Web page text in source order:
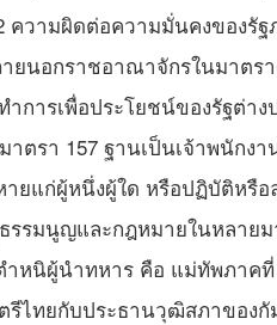
วามผิดต่อความมั่นคงของรั
นอกราชอาณาจักรในมาตร
การเพื่อประโยชน์ของรัฐต่าง
าตรา 157 ฐานเป็นเจ้าพนัก
ายแก่ผู้หนึ่งผู้ใด หรือปฏิบัติหรื
รมนูญและกฎหมายในหลายม
ำหนิผู้นำทหาร คือ แม่ทัพภาค
ไทยกับประธานวุฒิสภาของกั